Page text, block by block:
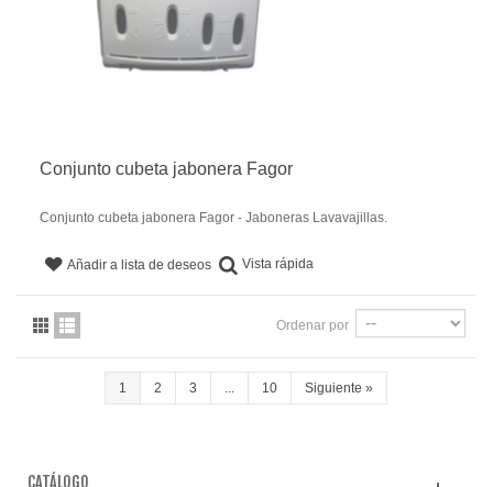
Conjunto cubeta jabonera Fagor
Conjunto cubeta jabonera Fagor - Jaboneras Lavavajillas.
Añadir a lista de deseos Vista rápida
Ordenar por
1 2 3 10 Siguiente »
CATÁLOGO